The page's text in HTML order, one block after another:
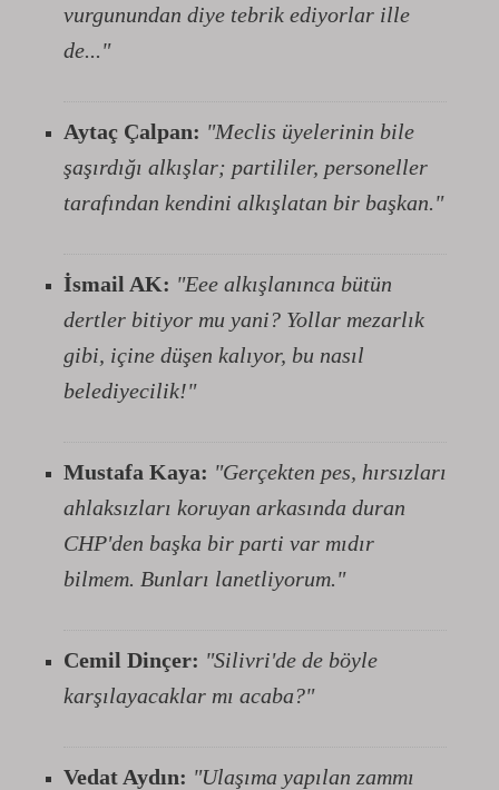
vurgunundan diye tebrik ediyorlar ille
de..."
Aytaç Çalpan: "Meclis üyelerinin bile
şaşırdığı alkışlar; partililer, personeller
tarafından kendini alkışlatan bir başkan."
İsmail AK: "Eee alkışlanınca bütün
dertler bitiyor mu yani? Yollar mezarlık
gibi, içine düşen kalıyor, bu nasıl
belediyecilik!"
Mustafa Kaya: "Gerçekten pes, hırsızları
ahlaksızları koruyan arkasında duran
CHP'den başka bir parti var mıdır
bilmem. Bunları lanetliyorum."
Cemil Dinçer: "Silivri'de de böyle
karşılayacaklar mı acaba?"
Vedat Aydın: "Ulaşıma yapılan zammı